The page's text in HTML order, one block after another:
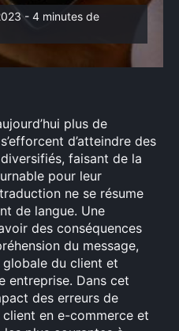
- 4 minutes de
plus de
d’atteindre des
faisant de la
pour leur
ne se résume
de langue. Une
des conséquences
du message,
globale du client et
entreprise. Dans cet
des erreurs de
en e-commerce et